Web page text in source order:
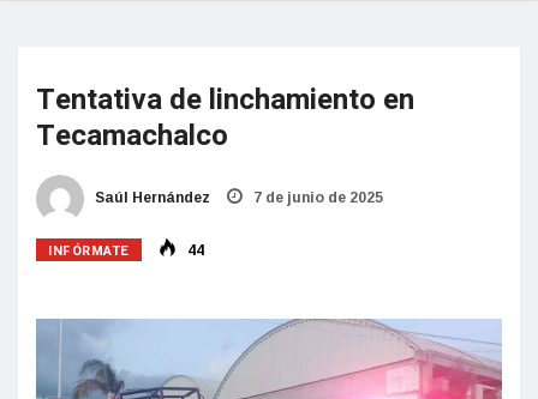
Tentativa de linchamiento en
Tecamachalco
Saúl Hernández 7 de junio de 2025
INFÓRMATE 44